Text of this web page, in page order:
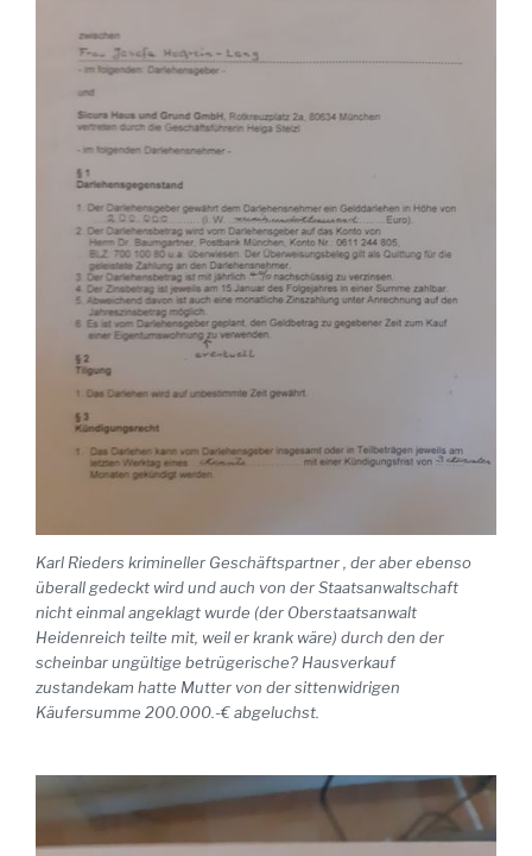
Karl Rieders krimineller Geschäftspartner , der aber ebenso
überall gedeckt wird und auch von der Staatsanwaltschaft
nicht einmal angeklagt wurde (der Oberstaatsanwalt
Heidenreich teilte mit, weil er krank wäre) durch den der
scheinbar ungültige betrügerische? Hausverkauf
zustandekam hatte Mutter von der sittenwidrigen
Käufersumme 200.000.-€ abgeluchst.